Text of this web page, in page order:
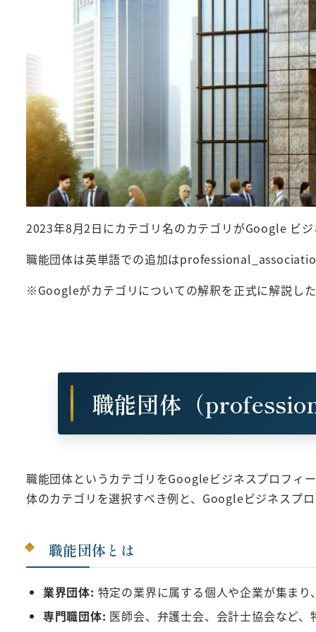
2023年8月2日にカテゴリ名のカテゴリがGoogle ビ
職能団体は英単語での追加は
※Googleがカテゴリについての解釈を正式に解説し
職能団体（
職能団体というカテゴリをGoogleビジネスプロフィ
体のカテゴリを選択すべき例と、Googleビジネスプ
職能団体とは
業界団体: 特定の業界に属する個人や企業が集ま
専門職団体: 医師会、弁護士会、会計士協会など